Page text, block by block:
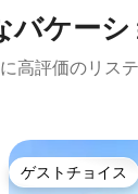
バケー
高評価のリステ
ゲストチョイス
ゲストチョイス